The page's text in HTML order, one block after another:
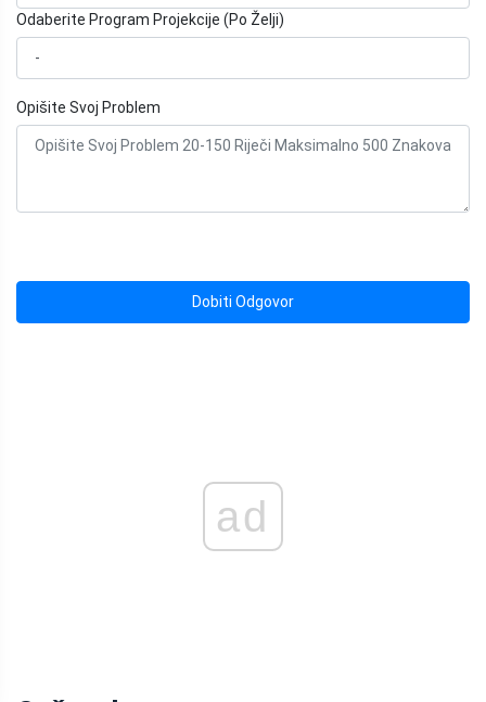
Odaberite Program Projekcije (Po Želji)
Opišite Svoj Problem
Dobiti Odgovor
ad